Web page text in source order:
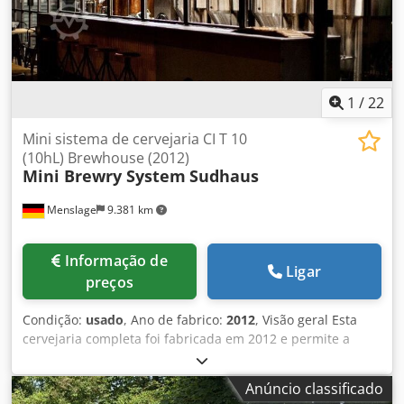
1 /22
Menslage 9.381 km
Mini sistema de cervejaria CI T 10
(10hL) Brewhouse (2012)
Mini Brewry System Sudhaus
preços
Ligar
Condição: usado, Ano de fabrico: 2012, Visão geral Esta
cervejaria completa foi fabricada em 2012 e permite a
produção de lotes de 1.000 litros. O sistema opera a vapor
e inclui tanques de brassagem, fermentação e maturação.
Está disponível imediatamente, permanecendo atualmente
Anúncio classificado